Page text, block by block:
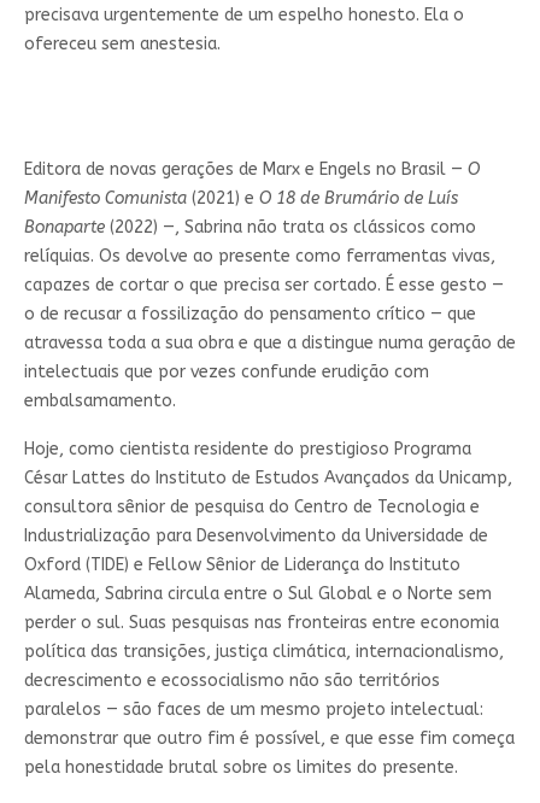
precisava urgentemente de um espelho honesto. Ela o
ofereceu sem anestesia.
Editora de novas gerações de Marx e Engels no Brasil — O
Manifesto Comunista(2021) e O 18 de Brumário de Luís
Bonaparte(2022) —, Sabrina não trata os clássicos como
relíquias. Os devolve ao presente como ferramentas vivas,
capazes de cortar o que precisa ser cortado. É esse gesto —
o de recusar a fossilização do pensamento crítico — que
atravessa toda a sua obra e que a distingue numa geração de
intelectuais que por vezes confunde erudição com
embalsamamento.
Hoje, como cientista residente do prestigioso Programa
César Lattes do Instituto de Estudos Avançados da Unicamp,
consultora sênior de pesquisa do Centro de Tecnologia e
Industrialização para Desenvolvimento da Universidade de
Oxford (TIDE) e Fellow Sênior de Liderança do Instituto
Alameda, Sabrina circula entre o Sul Global e o Norte sem
perder o sul. Suas pesquisas nas fronteiras entre economia
política das transições, justiça climática, internacionalismo,
decrescimento e ecossocialismo não são territórios
paralelos — são faces de um mesmo projeto intelectual:
demonstrar que outro fim é possível, e que esse fim começa
pela honestidade brutal sobre os limites do presente.